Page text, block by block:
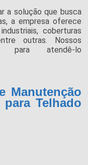
a solução que busca
a empresa oferece
coberturas
outras. Nossos
para atendê-lo
Manutenção
Telhado